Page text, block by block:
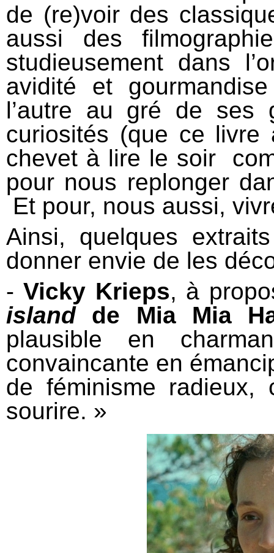
de (re)voir des
aussi des
studieusement dans
avidité et
l’autre au gré de ses
curiosités (que ce
chevet à lire le soir
pour nous replonger
Et pour, nous aussi,
Ainsi, quelques
donner envie de les
-Vicky Krieps, à
islandde Mia Mia
plausible en
convaincante en
de féminisme
sourire. »